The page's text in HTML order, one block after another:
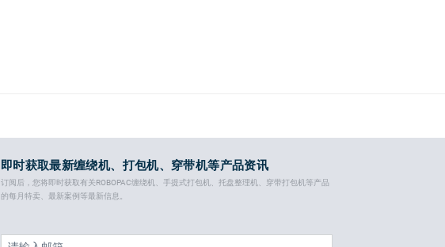
即时获取最新缠绕机、打包机、穿带机等产品资讯
订阅后，您将即时获取有关ROBOPAC缠绕机、手提式打包机、托盘整理机、穿带打包机等产品
的每月特卖、最新案例等最新信息。